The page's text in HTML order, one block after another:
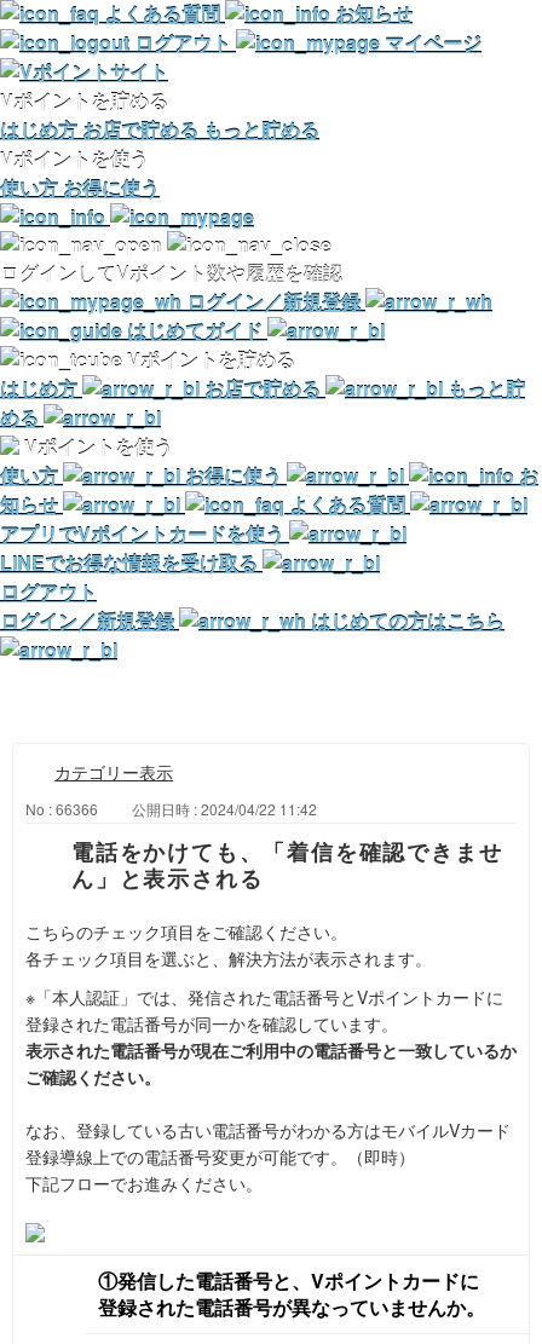
よくある質問
お知らせ
ログアウト
マイページ
Vポイントを貯める
はじめ方 お店で貯める もっと貯める
Vポイントを使う
使い方 お得に使う
ログインしてVポイント数や履歴を確認
ログイン／新規登録
はじめてガイド
Vポイントを貯める
はじめ方
お店で貯める
もっと貯
める
Vポイントを使う
使い方
お得に使う
お
知らせ
よくある質問
アプリでVポイントカードを使う
LINEでお得な情報を受け取る
ログアウト
ログイン／新規登録
はじめての方はこちら
カテゴリー表示
No : 66366 公開日時 : 2024/04/22 11:42
電話をかけても、「着信を確認できませ
ん」と表示される
こちらのチェック項目をご確認ください。
各チェック項目を選ぶと、解決方法が表示されます。
※「本人認証」では、発信された電話番号とVポイントカードに
登録された電話番号が同一かを確認しています。
表示された電話番号が現在ご利用中の電話番号と一致しているか
ご確認ください。
なお、登録している古い電話番号がわかる方はモバイルVカード
登録導線上での電話番号変更が可能です。（即時）
下記フローでお進みください。
①発信した電話番号と、Vポイントカードに
登録された電話番号が異なっていませんか。